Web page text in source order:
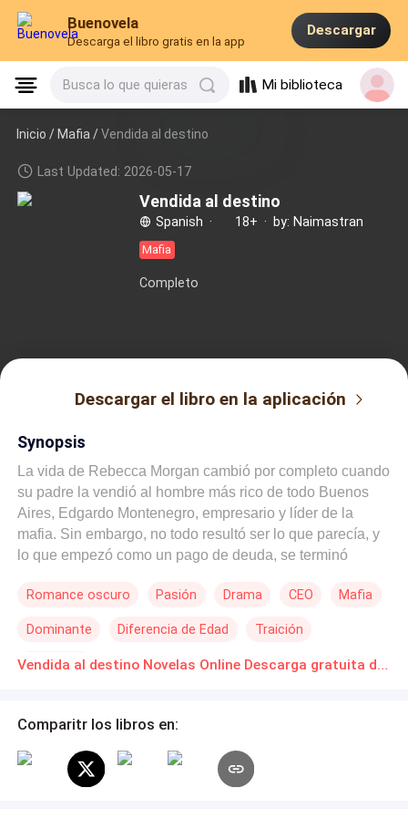
Buenovela
Descarga el libro gratis en la app
Descargar
Busca lo que quieras Mi biblioteca
Inicio /Mafia /Vendida al destino
Last Updated: 2026-05-17
Vendida al destino
Spanish · 18+ · by: Naimastran
Mafia
Completo
Descargar el libro en la aplicación
Synopsis
La vida de Rebecca Morgan cambió por completo cuando
su padre la vendió al hombre más rico de todo Buenos
Aires, Edgardo Montenegro, empresario y líder de la
mafia. Sin embargo, no todo resultó ser lo que parecía, y
lo que empezó como un pago de deuda, se terminó
escapar por más que quisiera.
Romance oscuro Pasión Drama CEO Mafia
Dominante Diferencia de Edad Traición
Venganza Vendida al destino Novelas Online Descarga gratuita de PDF
Comparitr los libros en: